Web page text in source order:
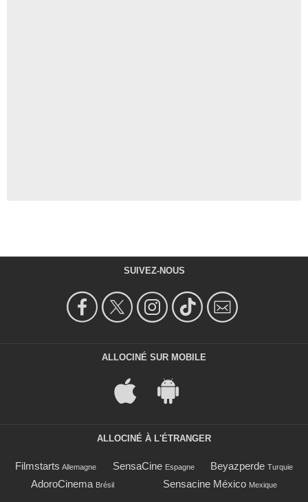
SUIVEZ-NOUS
ALLOCINÉ SUR MOBILE
ALLOCINÉ À L'ÉTRANGER
Filmstarts Allemagne SensaCine Espagne Beyazperde Turquie
AdoroCinema Brésil Sensacine México Mexique